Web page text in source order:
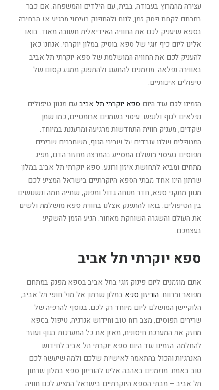
עצירה מהמרוץ בעבודה, בבית, עם הילדים והמשפחה. אם כבר
בחרתם לקחת פסק זמן, לנוח ולהתפנק בעיסוי מרגיע אז הבחירה
בספא שיעניק לכם את החוויה האידיאלית חשובה מאוד. בואו
אלינו ליום כיף זוגי של ספא בוטיק במלון יוקרתי. אנחנו כאן
להעניק לכם את החוויה המושלמת של ספא יוקרתי תל אביב
באווירה נפלאה. מוזמנים להתענג ולהתפנק ממגע קסום של
טיפולים איכותיים.
הזמינו לכם עוד היום ספא יוקרתי תל אביב עם מגוון טיפולים
נפלאים לגוף ולנפש. עיסוי בשמנים ארומטיים, כמו שמן
שקדים, מעניק חווית התחדשות מרגיעה ומרעננת במיוחד.
המטפלים שלנו עובדים על שרירי הגוף, משחררים שרירים
תפוסים בעיסוי מושלם המסייע בהמרצת מחזור הדם, מפיג
מתחים ומביא לתחושת איזון ורוגע. ספא יוקרתי תל אביב במלון
שרתון הינו אחד מבתי הספא היוקרתיים בישראל המציע לכם
מגוון מתקני ספא, חדר מנוחה גדול ומפנק, שתייה חמה ונשנושים
בין הטיפולים. בואו להתפנק אצלנו בחווית ספא מושלמת ולשים
את העולם והשגרה השוחקת מאחור. הגיע הזמן להשקיע
בעצמכם.
ספא יוקרתי תל אביב
אתם מוזמנים ליום פינוק זוגי בתל אביב בספא מפנק במתחם
מפואר ומרווח. הוריזון ספא במלון שרתון אל מול חופי תל אביב,
הלוקיישן המושלם ליום מיוחד רק לכם. בנוסף להרפיה של
שרירים תפוסים, מצב רוח טוב וחידוש אנרגיה, טיפול בספא
מחזק את המערכת חיסונית, מאזן את כל המערכות בגוף ועוזר
להחלמה. הזמינו עוד היום ספא יוקרתי תל אביב לחידוש
האנרגיות והכול בהתאמה לאישיות שלכם ולמה שיעשה לכם
טוב באמת. מוזמנים באהבה אלינו להוריזון ספא במלון שרתון
תל אביב – מבתי הספא היוקרתיים בישראל המציע לכם חוויה